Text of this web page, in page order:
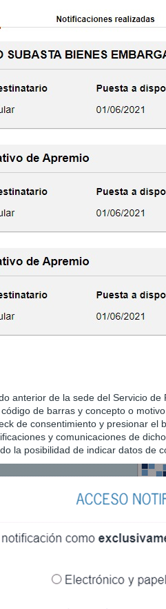
anterior de la sede del Servicio
de barras y concepto o
de consentimiento y presionar
y comunicaciones de
la posibilidad de indicar datos de